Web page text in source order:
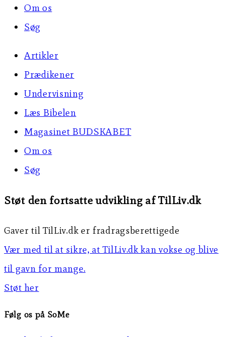
Om os
Søg
Artikler
Prædikener
Undervisning
Læs Bibelen
Magasinet BUDSKABET
Om os
Søg
Støt den fortsatte udvikling af TilLiv.dk
Gaver til TilLiv.dk er fradragsberettigede
Vær med til at sikre, at TilLiv.dk kan vokse og blive
til gavn for mange.
Støt her
Følg os på SoMe